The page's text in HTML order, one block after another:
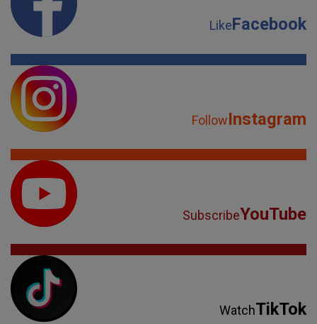
LikeFacebook
FollowInstagram
SubscribeYouTube
WatchTikTok